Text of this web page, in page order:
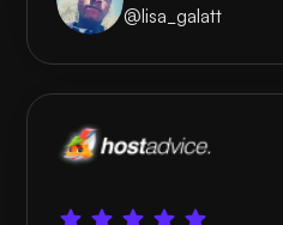
@lisa_galatt